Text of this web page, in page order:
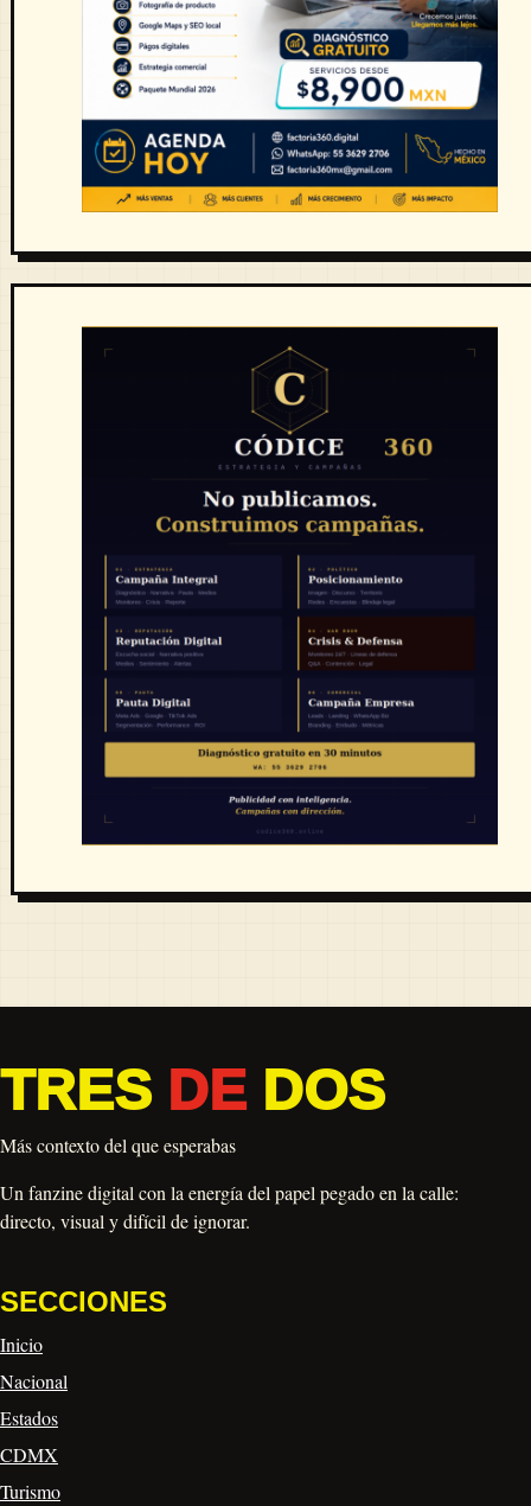
TRES DEDOS
Más contexto del que esperabas
Un fanzine digital con la energía del papel pegado en la calle:
directo, visual y difícil de ignorar.
SECCIONES
Inicio
Nacional
Estados
CDMX
Turismo